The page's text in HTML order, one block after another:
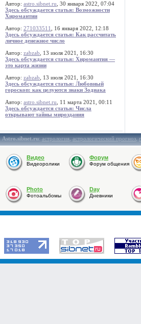
Автор: astro.sibnet.ru , 30 января 2022, 07:04
Здесь обсуждается статья: Возможности
Хиромантии
Автор: 271033511
, 16 января 2022, 12:18
Здесь обсуждается статья: Как рассчитать
личное денежное число
Автор: zabzab , 13 июля 2021, 16:30
Здесь обсуждается статья: Хиромантия —
это карта жизни
Автор: zabzab , 13 июля 2021, 16:30
Здесь обсуждается статья: Любовный
гороскоп: как целуются знаки Зодиака
Автор: astro.sibnet.ru , 11 марта 2021, 00:11
Здесь обсуждается статья: Числа
открывают тайны мироздания
Astro.sibnet.ru:астрология,астрологический прогноз,
Видео
Видеоролики
Форум
Форум общения
Photo
Фотоальбомы
Day
Дневники